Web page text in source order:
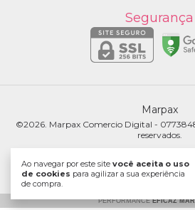
Ao navegar por este site você aceita o uso
de cookies para agilizar a sua experiência
de compra.
Segurança
Marpax
©2026. Marpax Comercio Digital -
reservados.